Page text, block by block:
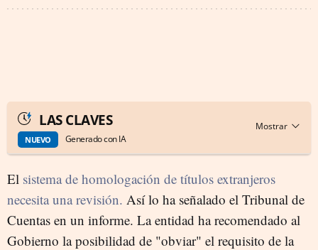
LAS CLAVES
NUEVO Generado con IA
El sistema de homologación de títulos extranjeros
necesita una revisión. Así lo ha señalado el Tribunal de
Cuentas en un informe. La entidad ha recomendado al
Gobierno la posibilidad de "obviar" el requisito de la